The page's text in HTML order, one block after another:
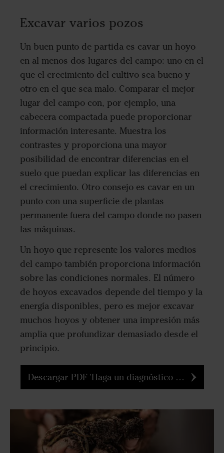
Excavar varios pozos
Un buen punto de partida es cavar un hoyo
en al menos dos lugares del campo: uno en el
que el crecimiento del cultivo sea bueno y
otro en el que sea malo. Comparar el mejor
lugar del campo con, por ejemplo, una
cabecera compactada puede proporcionar
información interesante. Muestra los
contrastes y proporciona una mayor
posibilidad de encontrar diferencias en el
suelo que puedan explicar las diferencias en
el crecimiento. Otro consejo es cavar en un
punto con una superficie de plantas
permanente fuera del campo donde no pasen
las máquinas.
Un hoyo que represente los valores medios
del campo también proporciona información
sobre las condiciones normales. El número
de hoyos excavados depende del tiempo y la
energía disponibles, pero es mejor excavar
muchos hoyos y obtener una impresión más
amplia que profundizar demasiado desde el
principio.
Descargar PDF 'Haga un diagnóstico de la estructura de su suelo'